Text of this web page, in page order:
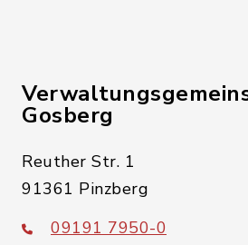
Gosberg
Reuther Str. 1
91361 Pinzberg
09191 7950-0